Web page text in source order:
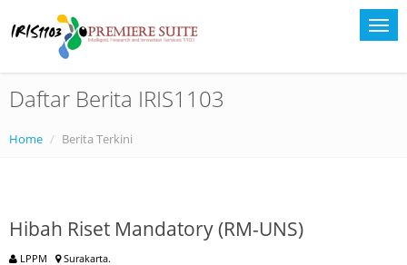
Daftar Berita IRIS1103
Home Berita Terkini
Hibah Riset Mandatory (RM-UNS)
LPPM Surakarta.